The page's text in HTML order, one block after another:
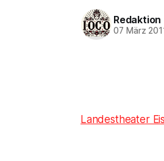
Redaktion
07 März
Landestheater